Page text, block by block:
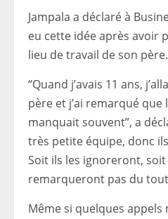
Jampala a déclaré à
eu cette idée après avoir
lieu de travail de son père.
“Quand j’avais 11 ans,
père et j’ai remarqué
manquait souvent”, a
très petite équipe, donc
Soit ils les ignoreront, soit
remarqueront pas du
Même si quelques